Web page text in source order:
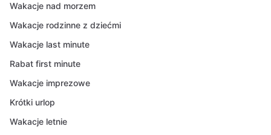
Wakacje nad morzem
Wakacje rodzinne z dziećmi
Wakacje last minute
Rabat first minute
Wakacje imprezowe
Krótki urlop
Wakacje letnie